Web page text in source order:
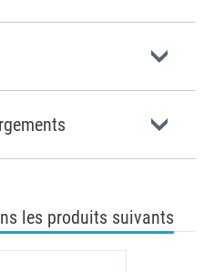
les produits suivants